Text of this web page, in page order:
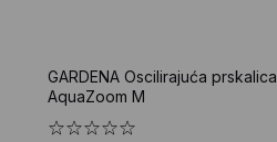
GARDENA Oscilirajuća prskalica
AquaZoom M